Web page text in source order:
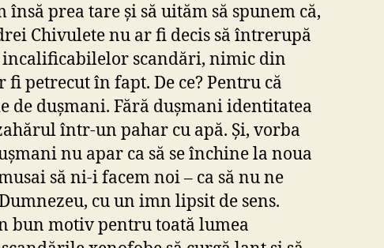
însă prea tare și să uităm să spunem că,
Chivulete nu ar fi decis să întrerupă
scandări, nimic din
fi petrecut în fapt. De ce? Pentru că
de dușmani. Fără dușmani identitatea
într-un pahar cu apă. Și, vorba
nu apar ca să se închine la noua
să ni-i facem noi – ca să nu ne
cu un imn lipsit de sens.
bun motiv pentru toată lumea